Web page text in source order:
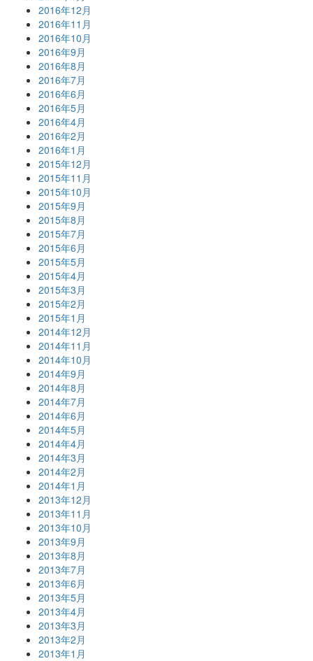
2016年12月
2016年11月
2016年10月
2016年9月
2016年8月
2016年7月
2016年6月
2016年5月
2016年4月
2016年2月
2016年1月
2015年12月
2015年11月
2015年10月
2015年9月
2015年8月
2015年7月
2015年6月
2015年5月
2015年4月
2015年3月
2015年2月
2015年1月
2014年12月
2014年11月
2014年10月
2014年9月
2014年8月
2014年7月
2014年6月
2014年5月
2014年4月
2014年3月
2014年2月
2014年1月
2013年12月
2013年11月
2013年10月
2013年9月
2013年8月
2013年7月
2013年6月
2013年5月
2013年4月
2013年3月
2013年2月
2013年1月